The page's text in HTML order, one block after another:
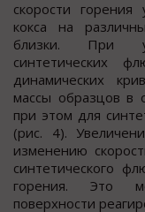
скорости
кокса на
близки. При
синтетических
динамических
массы образцов в
при этом для
(рис. 4).
изменению
синтетического
горения. Это
поверхности